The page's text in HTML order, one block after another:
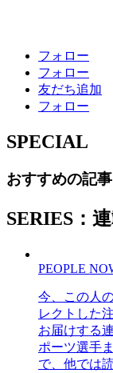
フォロー
フォロー
友だち追加
フォロー
SPECIAL
おすすめの記事
SERIES：
PEOPLE
今、この人
レクトした
お届けする
ポーツ選手
で、他では